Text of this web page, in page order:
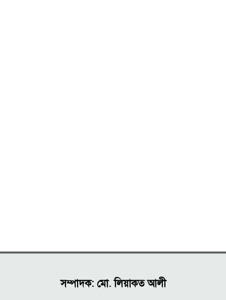
সম্পাদক: মো. লিয়াকত আলী